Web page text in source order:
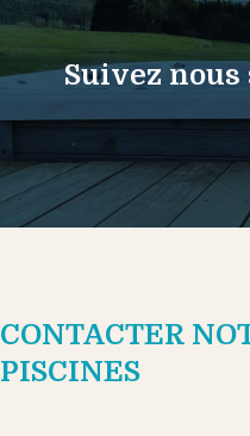
Suivez
CONTACTER
PISCINES